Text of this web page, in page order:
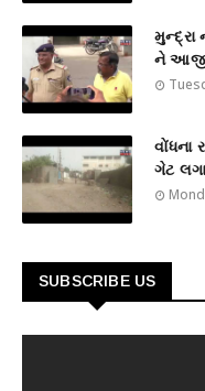
મુન્દ્રા
ને
વોંધના
ગેટ
SUBSCRIBE US